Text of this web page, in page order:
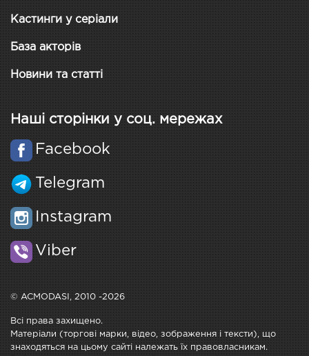
Кастинги у серіали
База акторів
Новини та статті
Наші сторінки у соц. мережах
Facebook
Telegram
Instagram
Viber
© ACMODASI, 2010 -2026
Всі права захищено.
Матеріали (торгові марки, відео, зображення і тексти), що
знаходяться на цьому сайті належать їх правовласникам.